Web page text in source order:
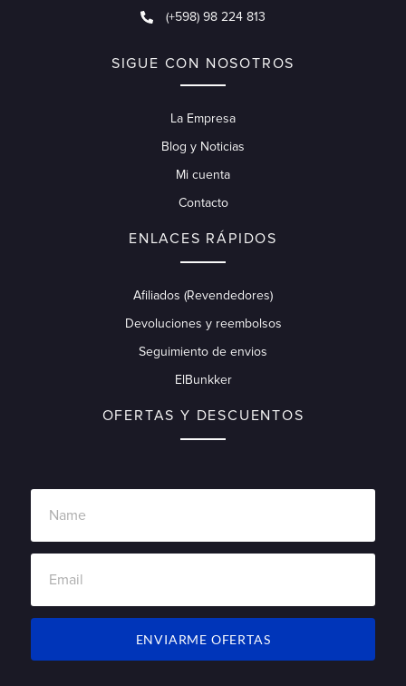
(+598) 98 224 813
SIGUE CON NOSOTROS
La Empresa
Blog y Noticias
Mi cuenta
Contacto
ENLACES RÁPIDOS
Afiliados (Revendedores)
Devoluciones y reembolsos
Seguimiento de envios
ElBunkker
OFERTAS Y DESCUENTOS
ENVIARME OFERTAS